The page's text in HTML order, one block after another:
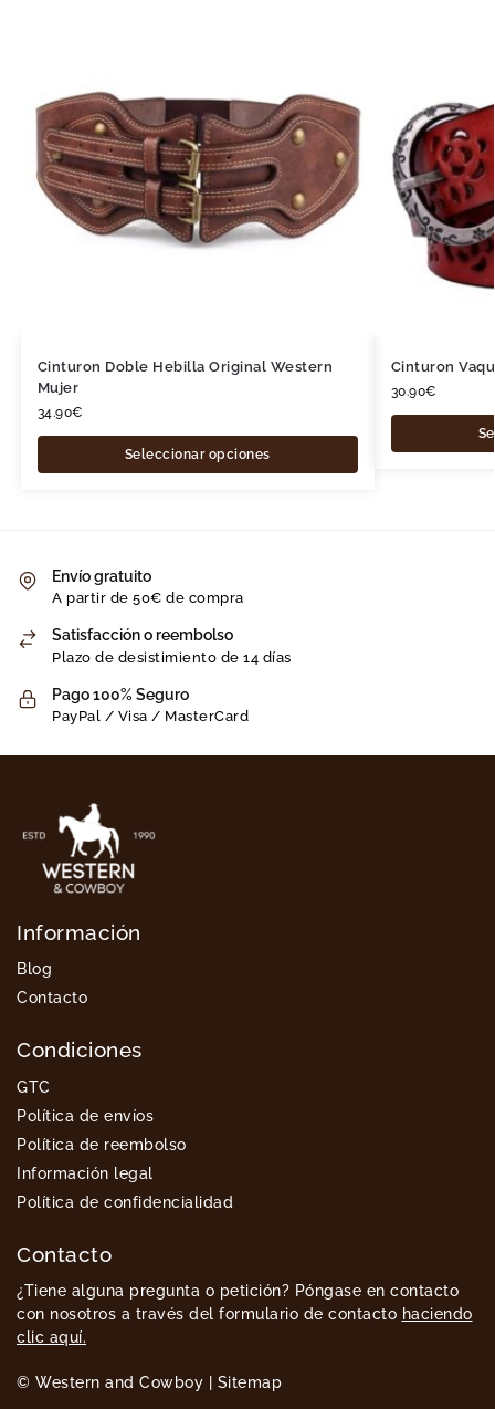
Cinturon Doble Hebilla Original Western
Mujer
34.90€
Seleccionar opciones
Cinturon
30.90€
Envío gratuito
A partir de 50€ de compra
Satisfacción o reembolso
Plazo de desistimiento de 14 días
Pago 100% Seguro
PayPal / Visa / MasterCard
Información
Blog
Contacto
Condiciones
GTC
Política de envíos
Política de reembolso
Información legal
Política de confidencialidad
Contacto
¿Tiene alguna pregunta o petición? Póngase en contacto
con nosotros a través del formulario de contacto haciendo
clic aquí.
© Western and Cowboy | Sitemap